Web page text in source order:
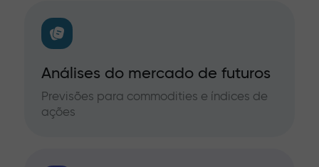
Análises do mercado de futuros
Previsões para commodities e índices de
ações